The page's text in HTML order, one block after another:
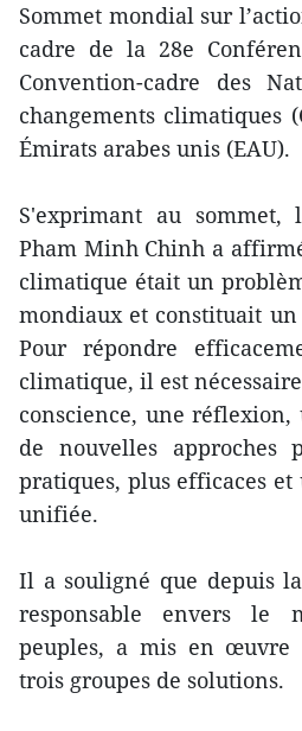
Sommet mondial sur
cadre de la 28e
Convention-cadre des
changements climatiques
Émirats arabes unis (EAU).
S'exprimant au
Pham Minh Chinh a
climatique était un
mondiaux et constituait
Pour répondre
climatique, il est
conscience, une réflexion,
de nouvelles approches
pratiques, plus efficaces
unifiée.
Il a souligné que depuis
responsable envers le
peuples, a mis en œuvre
trois groupes de solutions.